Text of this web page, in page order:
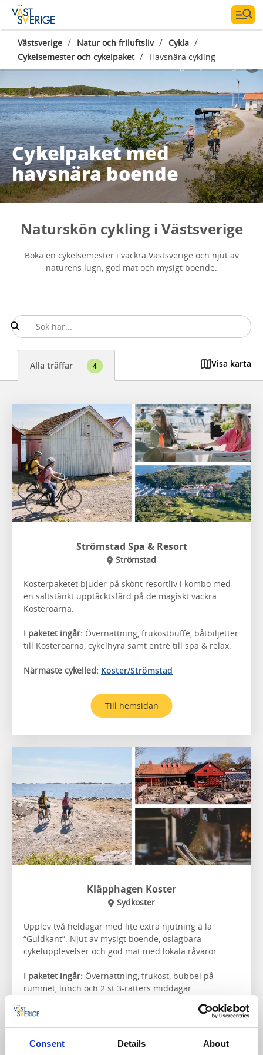
Consent Details About
Västsverige / Natur och friluftsliv / Cykla /
Cykelsemester och cykelpaket / Havsnära cykling
Cykelpaket med
havsnära boende
Fotograf: Jonas Ingman
Naturskön cykling i Västsverige
Boka en cykelsemester i vackra Västsverige och njut av
naturens lugn, god mat och mysigt boende.
Alla träffar 4 Visa karta
Strömstad Spa & Resort
Strömstad
Kosterpaketet bjuder på skönt resortliv i kombo med
en saltstänkt upptäcktsfärd på de magiskt vackra
Kosteröarna.
I paketet ingår: Övernattning, frukostbuffé, båtbiljetter
till Kosteröarna, cykelhyra samt entré till spa & relax.
Närmaste cykelled: Koster/Strömstad
Till hemsidan
Kläpphagen Koster
Sydkoster
Upplev två heldagar med lite extra njutning à la
“Guldkant”. Njut av mysigt boende, oslagbara
cykelupplevelser och god mat med lokala råvaror.
I paketet ingår: Övernattning, frukost, bubbel på
rummet, lunch och 2 st 3-rätters middagar
Närmaste cykelled:
Till hemsidan